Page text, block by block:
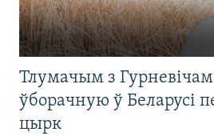
Тлумачым з
ўборачную ў Беларусі
цырк